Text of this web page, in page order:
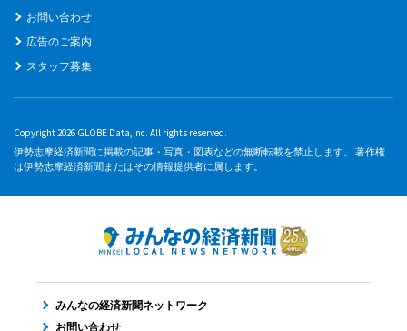
お問い合わせ
広告のご案内
スタッフ募集
Copyright 2026 GLOBE Data,Inc. All rights reserved.
伊勢志摩経済新聞に掲載の記事・写真・図表などの無断転載を禁止します。 著作権
は伊勢志摩経済新聞またはその情報提供者に属します。
みんなの経済新聞ネットワーク
お問い合わせ